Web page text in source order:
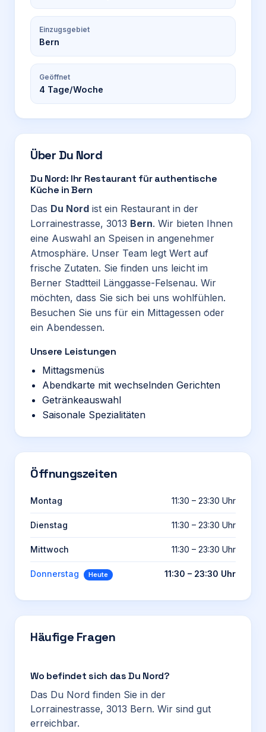
Einzugsgebiet
Bern
Geöffnet
4 Tage/Woche
Über Du Nord
Du Nord: Ihr Restaurant für authentische
Küche in Bern
Das Du Nord ist ein Restaurant in der
Lorrainestrasse, 3013 Bern. Wir bieten Ihnen
eine Auswahl an Speisen in angenehmer
Atmosphäre. Unser Team legt Wert auf
frische Zutaten. Sie finden uns leicht im
Berner Stadtteil Länggasse-Felsenau. Wir
möchten, dass Sie sich bei uns wohlfühlen.
Besuchen Sie uns für ein Mittagessen oder
ein Abendessen.
Unsere Leistungen
Mittagsmenüs
Abendkarte mit wechselnden Gerichten
Getränkeauswahl
Saisonale Spezialitäten
Öffnungszeiten
Montag 11:30 – 23:30 Uhr
Dienstag 11:30 – 23:30 Uhr
Mittwoch 11:30 – 23:30 Uhr
Donnerstag Heute 11:30 – 23:30 Uhr
Häufige Fragen
Wo befindet sich das Du Nord?
Das Du Nord finden Sie in der
Lorrainestrasse, 3013 Bern. Wir sind gut
erreichbar.